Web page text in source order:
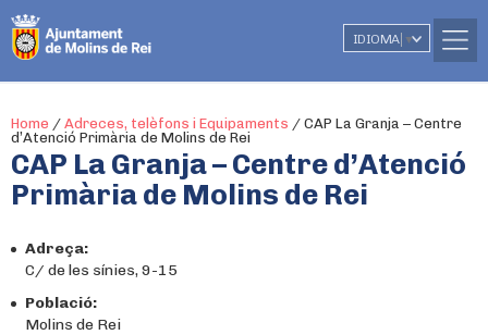
IDIOMA ▼
Home / Adreces, telèfons i Equipaments / CAP La Granja – Centre
d’Atenció Primària de Molins de Rei
CAP La Granja – Centre d’Atenció
Primària de Molins de Rei
Adreça:
C/ de les sínies, 9-15
Població:
Molins de Rei